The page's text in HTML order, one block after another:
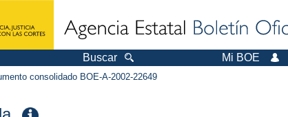
Buscar Mi BOE
consolidado BOE-A-2002-22649